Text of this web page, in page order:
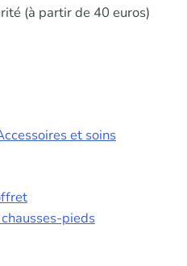
(à partir de 40 euros)
pieds